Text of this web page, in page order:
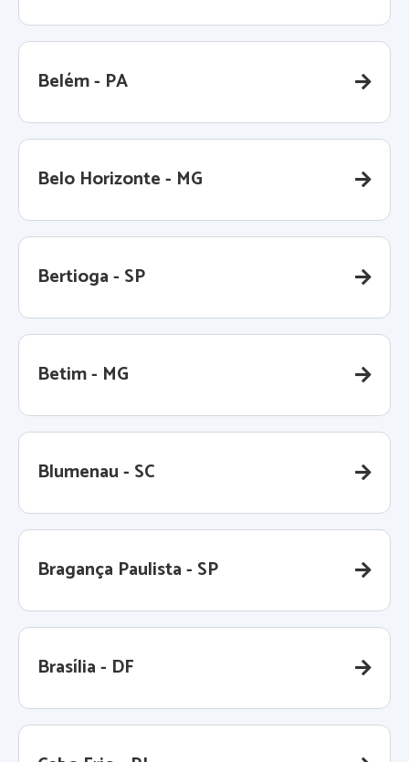
Belém - PA
Belo Horizonte - MG
Bertioga - SP
Betim - MG
Blumenau - SC
Bragança Paulista - SP
Brasília - DF